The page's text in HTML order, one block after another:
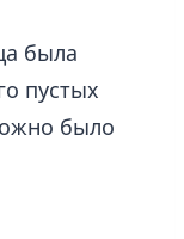
была
пустых
было